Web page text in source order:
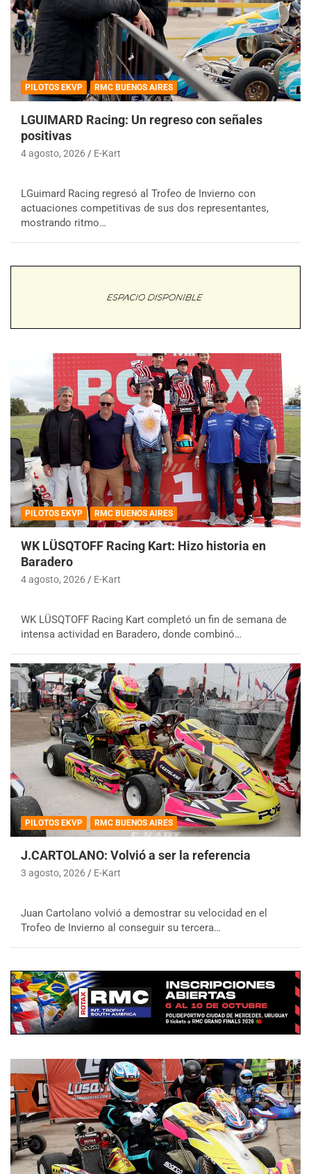
PILOTOS EKVP RMC BUENOS AIRES
LGUIMARD Racing: Un regreso con señales
positivas
4 agosto, 2026 E-Kart
LGuimard Racing regresó al Trofeo de Invierno con
actuaciones competitivas de sus dos representantes,
mostrando ritmo…
PILOTOS EKVP RMC BUENOS AIRES
WK LÜSQTOFF Racing Kart: Hizo historia en
Baradero
4 agosto, 2026 E-Kart
WK LÜSQTOFF Racing Kart completó un fin de semana de
intensa actividad en Baradero, donde combinó…
PILOTOS EKVP RMC BUENOS AIRES
J.CARTOLANO: Volvió a ser la referencia
3 agosto, 2026 E-Kart
Juan Cartolano volvió a demostrar su velocidad en el
Trofeo de Invierno al conseguir su tercera…